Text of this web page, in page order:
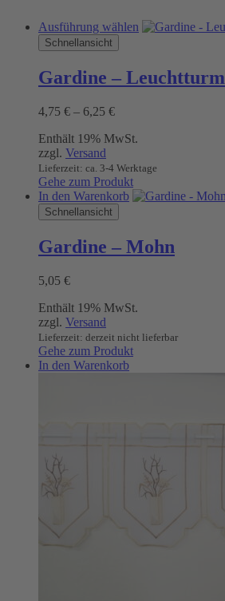
Ausführung wählen Dieses
mehrere
Varianten
der
gewählt
Schnellansicht
Gardine – Leuchtturm
4,75 € – 6,25 €Preisspanne:
bis
Enthält 19% MwSt.
zzgl. Versand
Lieferzeit: ca. 3-4 Werktage
Gehe zum Produkt
In den Warenkorb
Schnellansicht
Gardine – Mohn
5,05 €
Enthält 19% MwSt.
zzgl. Versand
Lieferzeit: derzeit nicht lieferbar
Gehe zum Produkt
In den Warenkorb